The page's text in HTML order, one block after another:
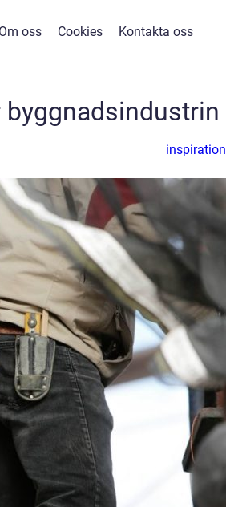
Om oss Cookies Kontakta oss
inspiration